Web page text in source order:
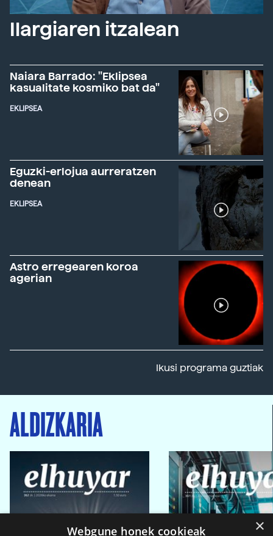
Ilargiaren itzalean
Naiara Barrado: "Eklipsea
kasualitate kosmiko bat da"
EKLIPSEA
Eguzki-erlojua aurreratzen
denean
EKLIPSEA
Astro erregearen koroa
agerian
Ikusi programa guztiak
ALDIZKARIA
×
Webgune honek cookieak